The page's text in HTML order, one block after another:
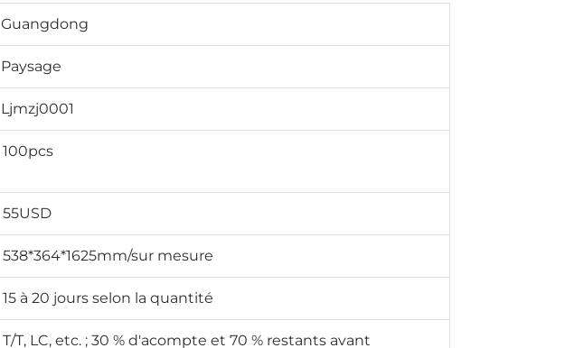
Guangdong
Paysage
Ljmzj0001
100pcs
55USD
538*364*1625mm/sur mesure
15 à 20 jours selon la quantité
T/T, LC, etc. ; 30 % d'acompte et 70 % restants avant